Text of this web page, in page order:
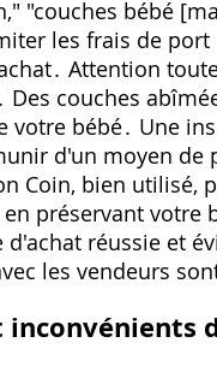
"couches bébé
les frais de
Attention
couches
votre bébé․ Une
d'un moyen
Coin‚ bien
préservant votre
réussie et
les vendeurs
inconvénients